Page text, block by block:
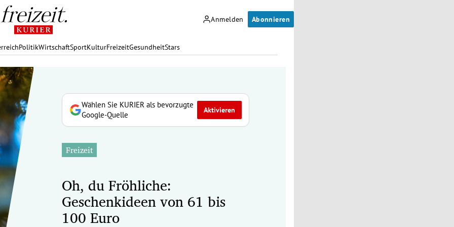
Anmelden Abonnieren
PolitikWirtschaftSportKulturFreizeitGesundheitStars
Wählen Sie KURIER als bevorzugte
Google-Quelle
Aktivieren
Freizeit
Oh, du Fröhliche:
Geschenkideen von 61 bis
100 Euro